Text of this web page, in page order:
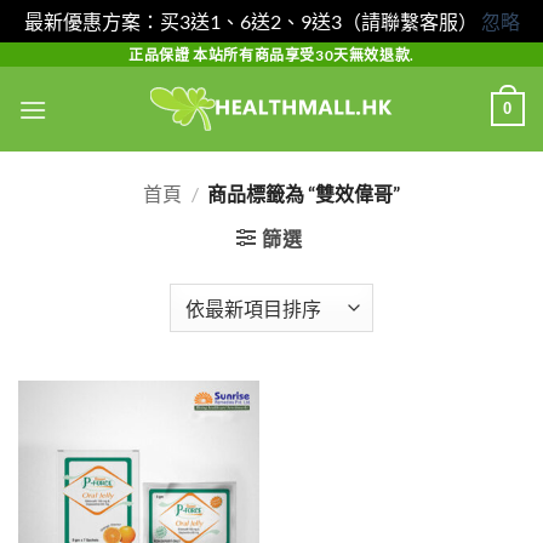
最新優惠方案：买3送1、6送2、9送3（請聯繫客服） 忽略
content
正品保證 本站所有商品享受30天無效退款.
0
首頁 / 商品標籤為 “雙效偉哥”
篩選